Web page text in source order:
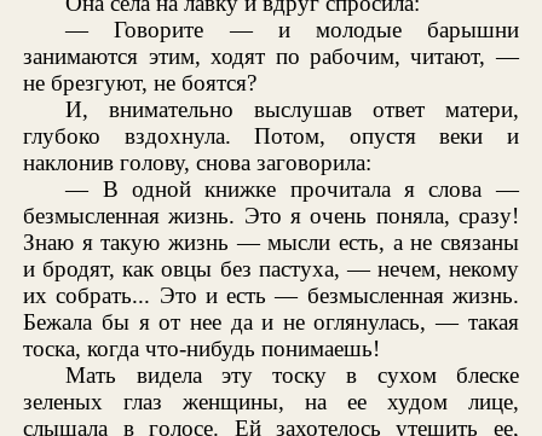
— Говорите — и молодые барышни
занимаются этим, ходят по рабочим, читают, —
не брезгуют, не боятся?
И, внимательно выслушав ответ матери,
глубоко вздохнула. Потом, опустя веки и
наклонив голову, снова заговорила:
— В одной книжке прочитала я слова —
безмысленная жизнь. Это я очень поняла, сразу!
Знаю я такую жизнь — мысли есть, а не связаны
и бродят, как овцы без пастуха, — нечем, некому
их собрать... Это и есть — безмысленная жизнь.
Бежала бы я от нее да и не оглянулась, — такая
тоска, когда что-нибудь понимаешь!
Мать видела эту тоску в сухом блеске
зеленых глаз женщины, на ее худом лице,
слышала в голосе. Ей захотелось утешить ее,